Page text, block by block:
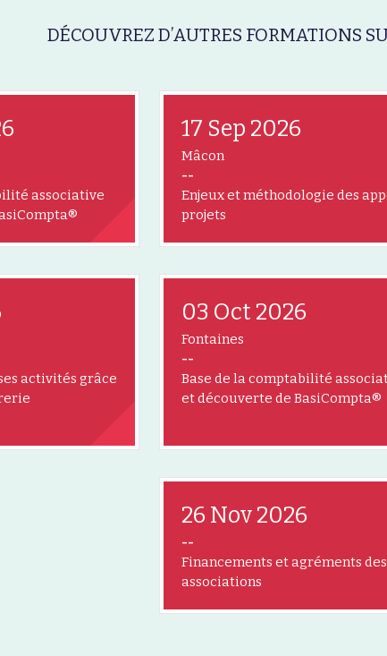
DÉCOUVREZ D’AUTRES FORMATIONS
associative
17 Sep 2026
Mâcon
--
Enjeux et méthodologie des
projets
activités grâce
03 Oct 2026
Fontaines
--
Base de la comptabilité
et découverte de BasiCompta®
26 Nov 2026
--
Financements et agréments des
associations